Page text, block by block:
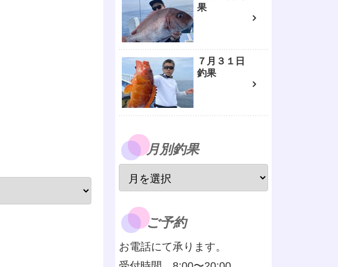
果
７月３１日
釣果
月別釣果
ご予約
お電話にて承ります。